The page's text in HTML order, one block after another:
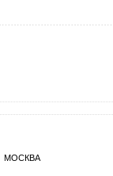
МОСКВА